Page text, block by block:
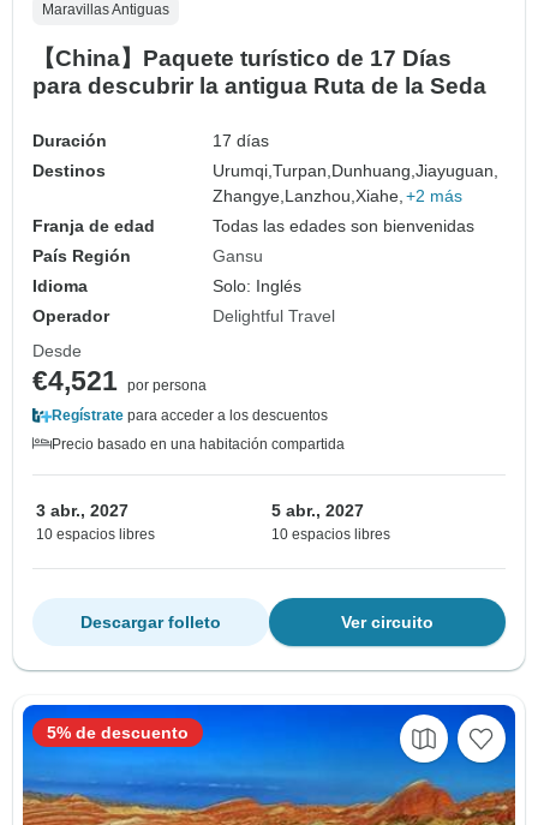
Maravillas Antiguas
【China】Paquete turístico de 17 Días
para descubrir la antigua Ruta de la Seda
Duración
17 días
Destinos
Urumqi,Turpan,Dunhuang,Jiayuguan,
Zhangye,Lanzhou,Xiahe, +2 más
Franja de edad
Todas las edades son bienvenidas
País Región
Gansu
Idioma
Solo: Inglés
Operador
Delightful Travel
Desde
€4,521 por persona
Regístrate para acceder a los descuentos
Precio basado en una habitación compartida
3 abr., 2027
10 espacios libres
5 abr., 2027
10 espacios libres
Ver circuito
Descargar folleto
5% de descuento